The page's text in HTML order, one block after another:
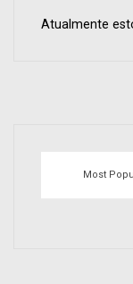
Atualmente
Most